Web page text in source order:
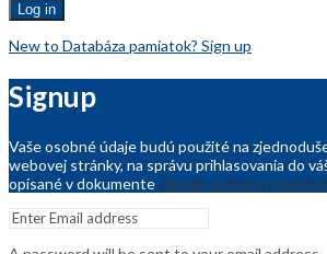
Log in
New to Databáza pamiatok? Sign up
Signup
Vaše osobné údaje budú použité na
webovej stránky, na správu prihlasovania do
opísané v dokumente Zásady ochrany